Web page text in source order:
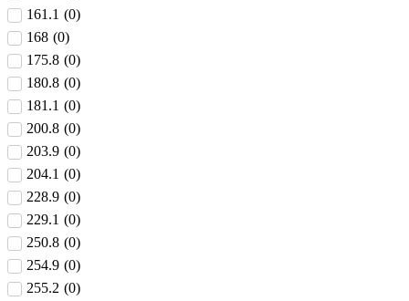
161.1 (0)
168 (0)
175.8 (0)
180.8 (0)
181.1 (0)
200.8 (0)
203.9 (0)
204.1 (0)
228.9 (0)
229.1 (0)
250.8 (0)
254.9 (0)
255.2 (0)